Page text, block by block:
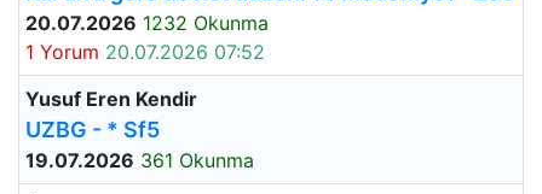
20.07.2026 1232 Okunma
1 Yorum 20.07.2026 07:52
Yusuf Eren Kendir
UZBG - * Sf5
19.07.2026 361 Okunma